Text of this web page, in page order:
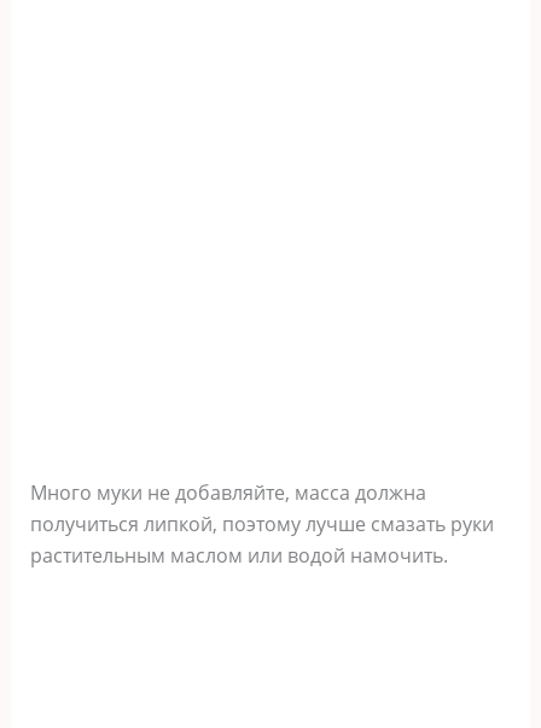
Много муки не добавляйте, масса должна
получиться липкой, поэтому лучше смазать руки
растительным маслом или водой намочить.